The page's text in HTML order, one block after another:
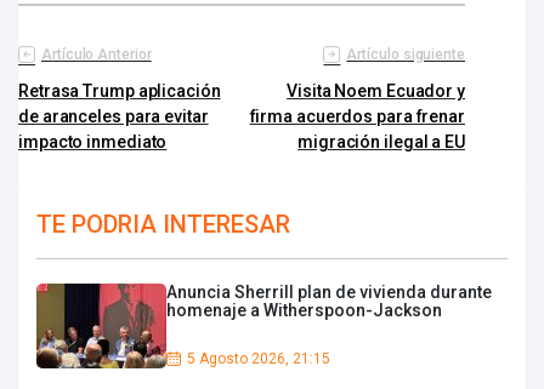
Artículo Anterior
Retrasa Trump aplicación
de aranceles para evitar
impacto inmediato
Artículo siguiente
Visita Noem Ecuador y
firma acuerdos para frenar
migración ilegal a EU
TE PODRIA INTERESAR
Anuncia Sherrill plan de vivienda durante
homenaje a Witherspoon-Jackson
5 Agosto 2026, 21:15